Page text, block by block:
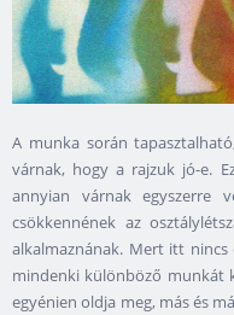
A munka során
várnak, hogy a rajzuk jó-e.
annyian várnak egyszerre
csökkennének az
alkalmaznának. Mert itt
mindenki különböző munkát
egyénien oldja meg, más és